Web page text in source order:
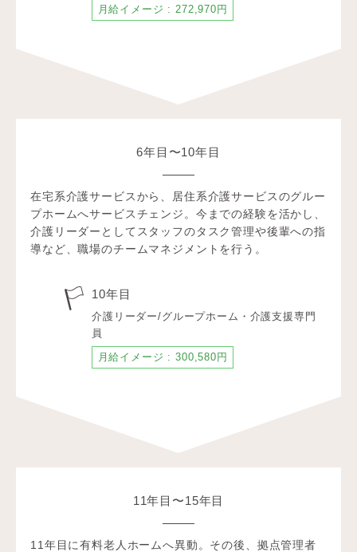
月給イメージ : 272,970円
6年目〜10年目
在宅系介護サービスから、居住系介護サービスのグルー
プホームへサービスチェンジ。今までの経験を活かし、
介護リーダーとしてスタッフのタスク管理や後輩への指
導など、職場のチームマネジメントを行う。
10年目
介護リーダー/グループホーム・介護支援専門
員
月給イメージ : 300,580円
11年目〜15年目
11年目に有料老人ホームへ異動。その後、拠点管理者